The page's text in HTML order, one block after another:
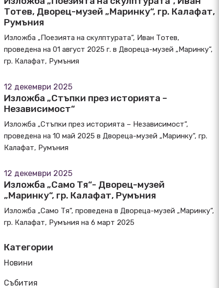
Тотев, Дворец-музей „Маринку“, гр. Калафат,
Румъния
Изложба „Поезията на скулптурата“, Иван Тотев,
проведена на 01 август 2025 г. в Двореца-музей „Маринку“,
гр. Калафат, Румъния
12 декември 2025
Изложба „Стъпки през историята –
Независимост“
Изложба „Стъпки през историята – Независимост“,
проведена на 10 май 2025 в Двореца-музей „Маринку“, гр.
Калафат, Румъния
12 декември 2025
Изложба „Само Тя“- Дворец-музей
„Маринку“, гр. Калафат, Румъния
Изложба „Само Тя“, проведена в Двореца-музей „Маринку“,
гр. Калафат, Румъния на 6 март 2025
Категории
Новини
Събития